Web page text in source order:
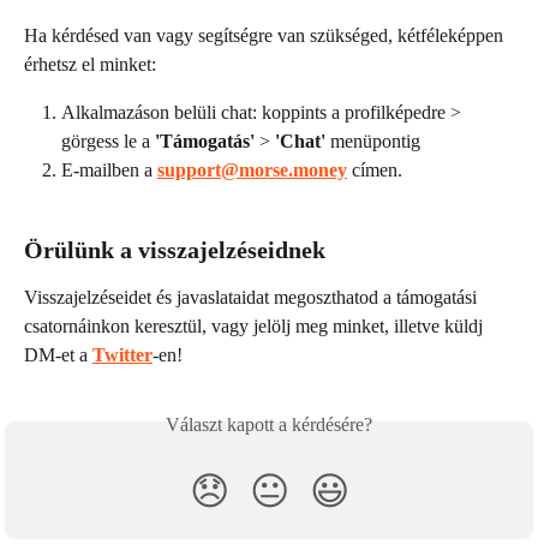
Ha kérdésed van vagy segítségre van szükséged, kétféleképpen
érhetsz el minket:
Alkalmazáson belüli chat: koppints a profilképedre >
görgess le a 'Támogatás' > 'Chat' menüpontig
E-mailben a support@morse.money címen.
Örülünk a visszajelzéseidnek
Visszajelzéseidet és javaslataidat megoszthatod a támogatási
csatornáinkon keresztül, vagy jelölj meg minket, illetve küldj
DM-et a Twitter-en!
Választ kapott a kérdésére?
😞 😐 😃